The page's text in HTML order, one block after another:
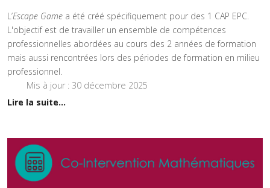
L’Escape Game a été créé spécifiquement pour des 1 CAP EPC.
L'objectif est de travailler un ensemble de compétences
professionnelles abordées au cours des 2 années de formation
mais aussi rencontrées lors des périodes de formation en milieu
professionnel.
Mis à jour : 30 décembre 2025
Lire la suite...